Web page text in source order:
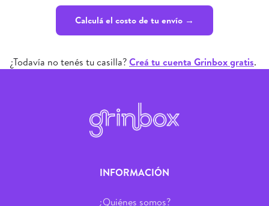
Calculá el costo de tu envío →
¿Todavía no tenés tu casilla?Creá tu cuenta Grinbox gratis.
INFORMACIÓN
¿Quiénes somos?